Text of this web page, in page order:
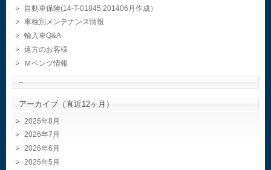
自動車保険(14-T-01845.201406月作成）
車種別メンテナンス情報
輸入車Q&A
遠方のお客様
Ｍベンツ情報
–
アーカイブ（直近12ヶ月）
2026年8月
2026年7月
2026年6月
2026年5月